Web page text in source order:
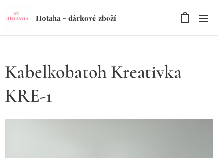
Hotaha - dárkové zboží
Kabelkobatoh Kreativka
KRE-1